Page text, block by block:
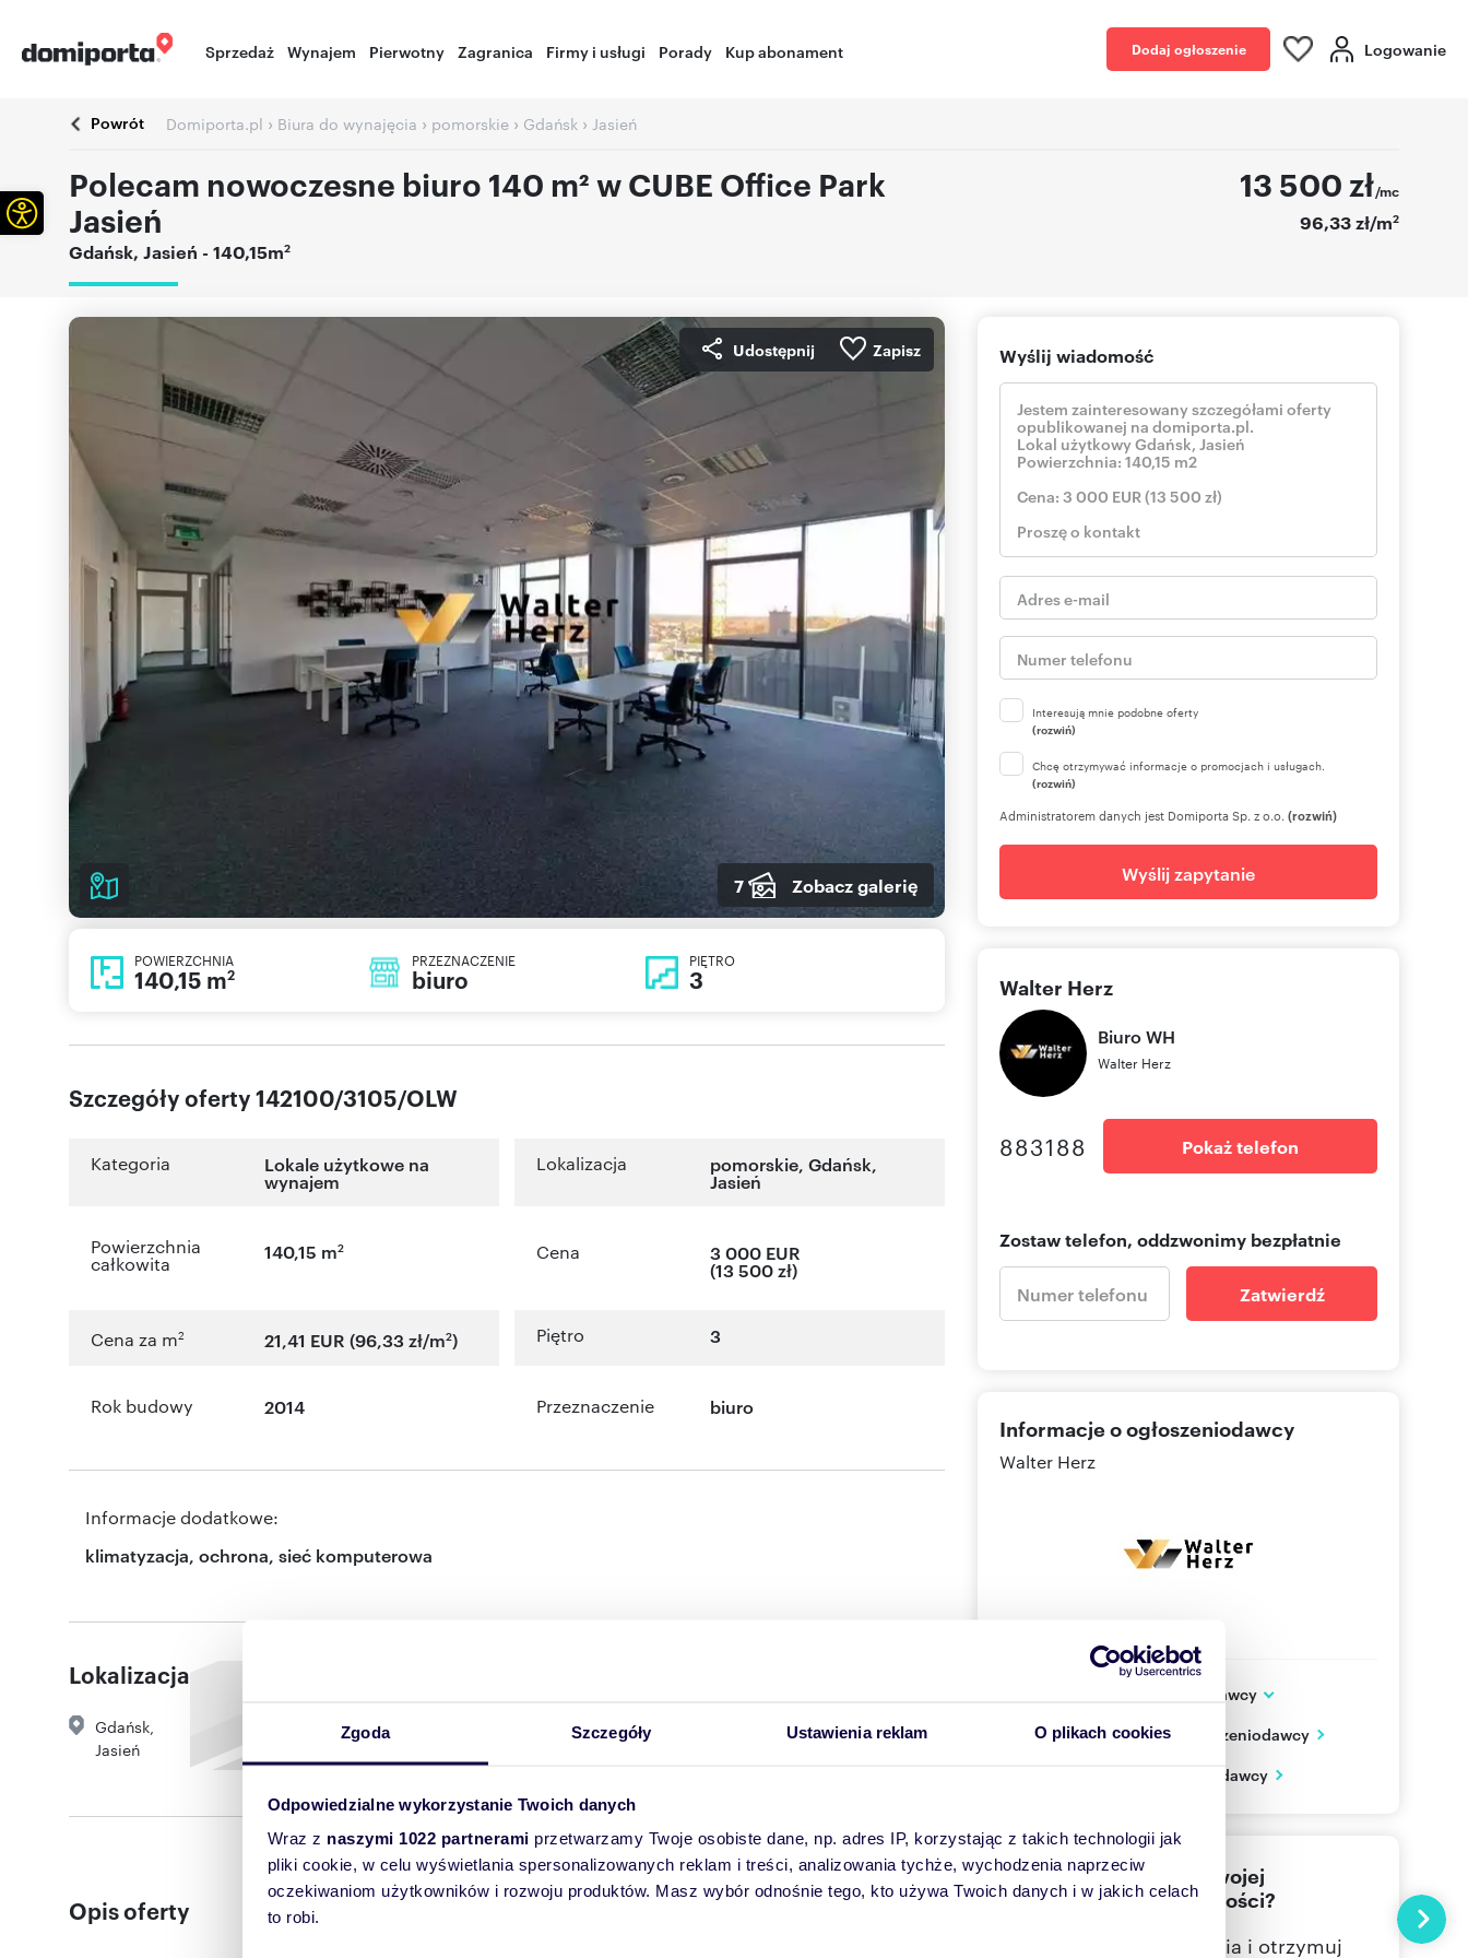
Zgoda Szczegóły Ustawienia reklam O plikach cookies
Odpowiedzialne wykorzystanie Twoich danych
Wraz z naszymi 1022 partnerami przetwarzamy Twoje osobiste dane, np. adres IP, korzystając z takich technologii jak
pliki cookie, w celu wyświetlania spersonalizowanych reklam i treści, analizowania tychże, wychodzenia naprzeciw
oczekiwaniom użytkowników i rozwoju produktów. Masz wybór odnośnie tego, kto używa Twoich danych i w jakich celach
to robi.
Sprzedaż Wynajem Pierwotny Zagranica Firmy i usługi Porady Kup abonament Dodaj ogłoszenie Logowanie
Powrót Domiporta.pl › Biura do wynajęcia › pomorskie › Gdańsk › Jasień
Polecam nowoczesne biuro 140 m² w CUBE Office Park
Jasień
Gdańsk, Jasień - 140,15m2
13 500 zł/mc
96,33 zł/m2
Udostępnij Zapisz
7 Zobacz galerię
POWIERZCHNIA
140,15 m2
PRZEZNACZENIE
biuro
PIĘTRO
3
Szczegóły oferty 142100/3105/OLW
Kategoria Lokale użytkowe na
wynajem
Lokalizacja pomorskie,Gdańsk,
Jasień
Powierzchnia
całkowita
140,15 m2 Cena 3 000 EUR
(13 500 zł)
Cena za m2 21,41 EUR (96,33 zł/m2) Piętro 3
Rok budowy 2014 Przeznaczenie biuro
Informacje dodatkowe:
klimatyzacja, ochrona, sieć komputerowa
Lokalizacja
Gdańsk
Jasień
Opis oferty
Wyślij wiadomość
Interesują mnie podobne oferty
(rozwiń)
Chcę otrzymywać informacje o promocjach i usługach.
(rozwiń)
Administratorem danych jest Domiporta Sp. z o.o. (rozwiń)
Wyślij zapytanie
Walter Herz
BiuroWH
Walter Herz
883188 Pokaż telefon
Zostaw telefon, oddzwonimy bezpłatnie
Zatwierdź
Informacje o ogłoszeniodawcy
Walter Herz
Dodatkowe dane ogłoszeniodawcy
Warszawa
Zobacz wszystkie oferty ogłoszeniodawcy
Zobacz wizytówkę ogłoszeniodawcy
Nie znalazłeś jeszcze swojej
wymarzonej nieruchomości?
Określ swoje oczekiwania i otrzymuj
Otwórz pasek narzędzi